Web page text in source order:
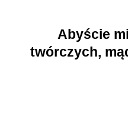
Abyście
twórczych,